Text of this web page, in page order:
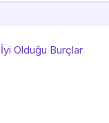
Olduğu Burçlar